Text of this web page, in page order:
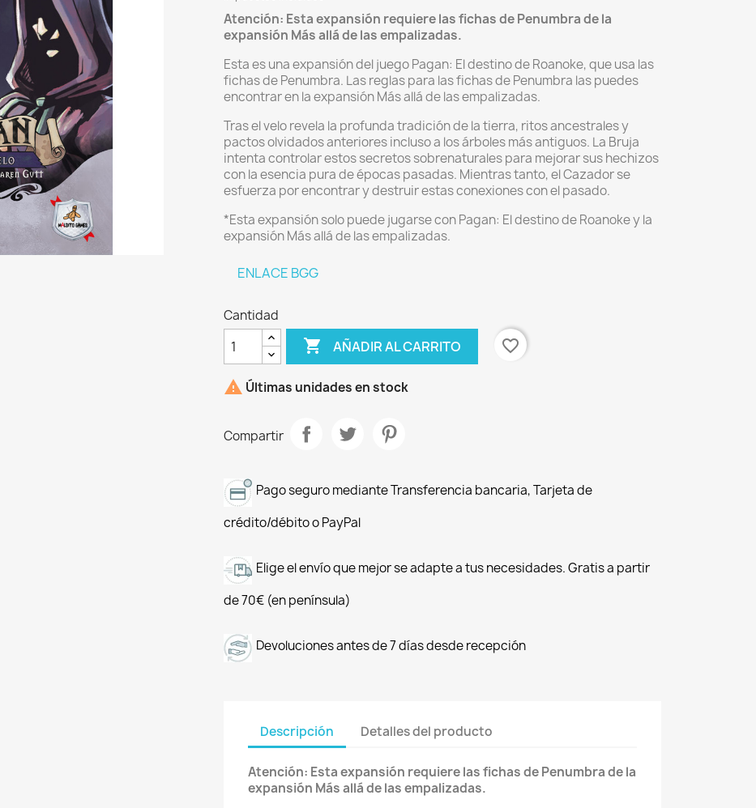
Atención: Esta expansión requiere las fichas de Penumbra de la
expansión Más allá de las empalizadas.
Esta es una expansión del juego Pagan: El destino de Roanoke, que usa las
fichas de Penumbra. Las reglas para las fichas de Penumbra las puedes
encontrar en la expansión Más allá de las empalizadas.
Tras el velo revela la profunda tradición de la tierra, ritos ancestrales y
pactos olvidados anteriores incluso a los árboles más antiguos. La Bruja
intenta controlar estos secretos sobrenaturales para mejorar sus hechizos
con la esencia pura de épocas pasadas. Mientras tanto, el Cazador se
esfuerza por encontrar y destruir estas conexiones con el pasado.
*Esta expansión solo puede jugarse con Pagan: El destino de Roanoke y la
expansión Más allá de las empalizadas.
ENLACE BGG
Cantidad
 AÑADIR AL CARRITO favorite_border
 Últimas unidades en stock
Compartir
Pago seguro mediante Transferencia bancaria, Tarjeta de
crédito/débito o PayPal
Elige el envío que mejor se adapte a tus necesidades. Gratis a partir
de 70€ (en península)
Devoluciones antes de 7 días desde recepción
Descripción Detalles del producto
Atención: Esta expansión requiere las fichas de Penumbra de la
expansión Más allá de las empalizadas.